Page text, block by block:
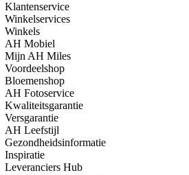
Klantenservice
Winkelservices
Winkels
AH Mobiel
Mijn AH Miles
Voordeelshop
Bloemenshop
AH Fotoservice
Kwaliteitsgarantie
Versgarantie
AH Leefstijl
Gezondheidsinformatie
Inspiratie
Leveranciers Hub